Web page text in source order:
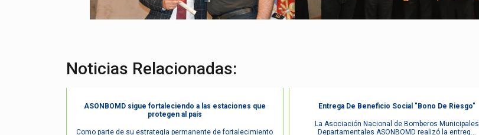
Noticias Relacionadas:
ASONBOMD sigue fortaleciendo a las estaciones que
protegen al país
Como parte de su estrategia permanente de fortalecimiento
Entrega De Beneficio Social "Bono De Riesgo"
La Asociación Nacional de Bomberos Municipales
Departamentales ASONBOMD realizó la entreg...